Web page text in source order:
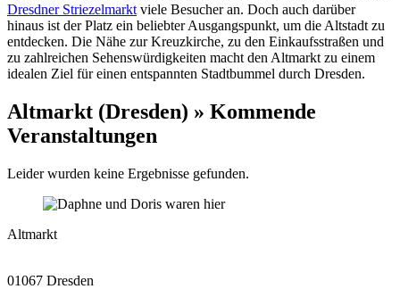
Dresdner Striezelmarkt viele Besucher an. Doch auch darüber
hinaus ist der Platz ein beliebter Ausgangspunkt, um die Altstadt zu
entdecken. Die Nähe zur Kreuzkirche, zu den Einkaufsstraßen und
zu zahlreichen Sehenswürdigkeiten macht den Altmarkt zu einem
idealen Ziel für einen entspannten Stadtbummel durch Dresden.
Altmarkt (Dresden) » Kommende
Veranstaltungen
Leider wurden keine Ergebnisse gefunden.
Altmarkt
01067 Dresden